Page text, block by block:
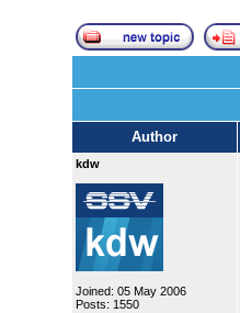
Author
kdw
Joined: 05 May 2006
Posts: 1550